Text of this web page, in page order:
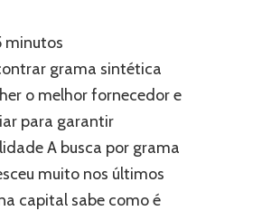
minutos
grama sintética
o melhor fornecedor e
para garantir
A busca por grama
muito nos últimos
capital sabe como é